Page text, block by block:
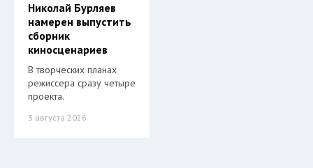
Николай Бурляев
намерен выпустить
сборник
киносценариев
В творческих планах
режиссера сразу четыре
проекта.
3 августа 2026